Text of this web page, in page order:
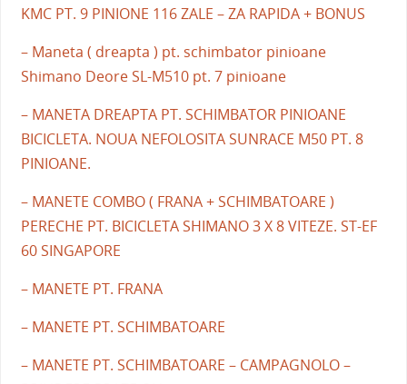
KMC PT. 9 PINIONE 116 ZALE – ZA RAPIDA + BONUS
– Maneta ( dreapta ) pt. schimbator pinioane
Shimano Deore SL-M510 pt. 7 pinioane
– MANETA DREAPTA PT. SCHIMBATOR PINIOANE
BICICLETA. NOUA NEFOLOSITA SUNRACE M50 PT. 8
PINIOANE.
– MANETE COMBO ( FRANA + SCHIMBATOARE )
PERECHE PT. BICICLETA SHIMANO 3 X 8 VITEZE. ST-EF
60 SINGAPORE
– MANETE PT. FRANA
– MANETE PT. SCHIMBATOARE
– MANETE PT. SCHIMBATOARE – CAMPAGNOLO –